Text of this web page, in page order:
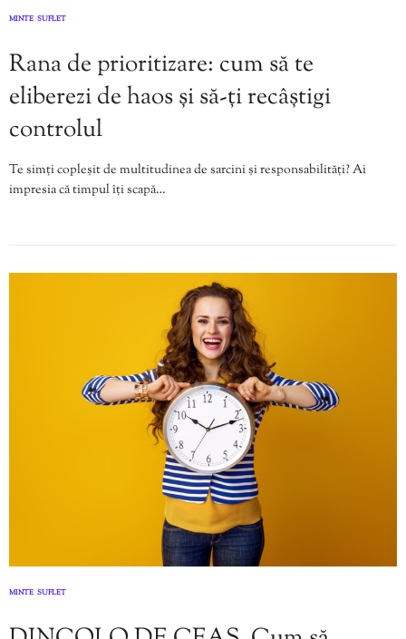
MINTE SUFLET
Rana de prioritizare: cum să te
eliberezi de haos și să-ți recâștigi
controlul
Te simți copleșit de multitudinea de sarcini și responsabilități? Ai
impresia că timpul îți scapă…
MINTE SUFLET